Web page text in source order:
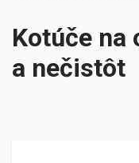
Kotúče na
a nečistôt